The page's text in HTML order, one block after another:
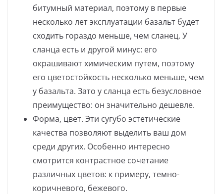
битумный материал, поэтому в первые
несколько лет эксплуатации базальт будет
сходить гораздо меньше, чем сланец. У
сланца есть и другой минус: его
окрашивают химическим путем, поэтому
его цветостойкость несколько меньше, чем
у базальта. Зато у сланца есть безусловное
преимущество: он значительно дешевле.
Форма, цвет. Эти сугубо эстетические
качества позволяют выделить ваш дом
среди других. Особенно интересно
смотрится контрастное сочетание
различных цветов: к примеру, темно-
коричневого, бежевого.